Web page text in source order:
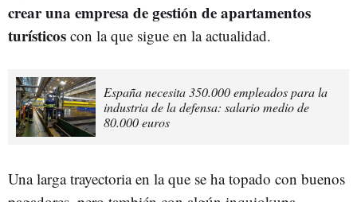
crear una empresa de gestión de apartamentos
turísticos con la que sigue en la actualidad.
España necesita 350.000 empleados para la
industria de la defensa: salario medio de
80.000 euros
Una larga trayectoria en la que se ha topado con buenos